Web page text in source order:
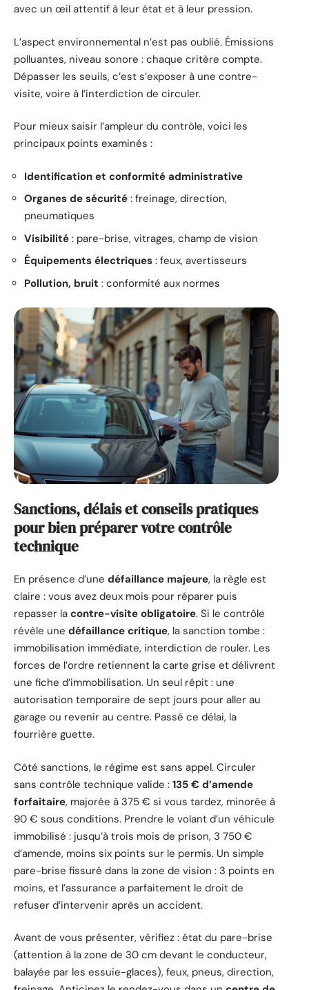
avec un œil attentif à leur état et à leur pression.
L’aspect environnemental n’est pas oublié. Émissions
polluantes, niveau sonore : chaque critère compte.
Dépasser les seuils, c’est s’exposer à une contre-
visite, voire à l’interdiction de circuler.
Pour mieux saisir l’ampleur du contrôle, voici les
principaux points examinés :
Identification et conformité administrative
Organes de sécurité : freinage, direction,
pneumatiques
Visibilité : pare-brise, vitrages, champ de vision
Équipements électriques : feux, avertisseurs
Pollution, bruit : conformité aux normes
Sanctions, délais et conseils pratiques
pour bien préparer votre contrôle
technique
En présence d’une défaillance majeure, la règle est
claire : vous avez deux mois pour réparer puis
repasser la contre-visite obligatoire. Si le contrôle
révèle une défaillance critique, la sanction tombe :
immobilisation immédiate, interdiction de rouler. Les
forces de l’ordre retiennent la carte grise et délivrent
une fiche d’immobilisation. Un seul répit : une
autorisation temporaire de sept jours pour aller au
garage ou revenir au centre. Passé ce délai, la
fourrière guette.
Côté sanctions, le régime est sans appel. Circuler
sans contrôle technique valide : 135 € d’amende
forfaitaire, majorée à 375 € si vous tardez, minorée à
90 € sous conditions. Prendre le volant d’un véhicule
immobilisé : jusqu’à trois mois de prison, 3 750 €
d’amende, moins six points sur le permis. Un simple
pare-brise fissuré dans la zone de vision : 3 points en
moins, et l’assurance a parfaitement le droit de
refuser d’intervenir après un accident.
Avant de vous présenter, vérifiez : état du pare-brise
(attention à la zone de 30 cm devant le conducteur,
balayée par les essuie-glaces), feux, pneus, direction,